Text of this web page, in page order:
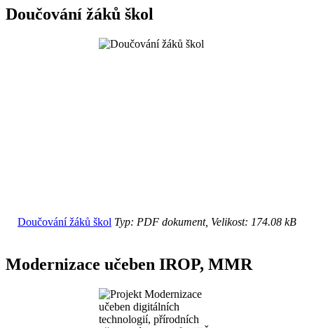
Doučování žáků škol
Doučování žáků škol Typ: PDF dokument, Velikost: 174.08 kB
Modernizace učeben IROP, MMR